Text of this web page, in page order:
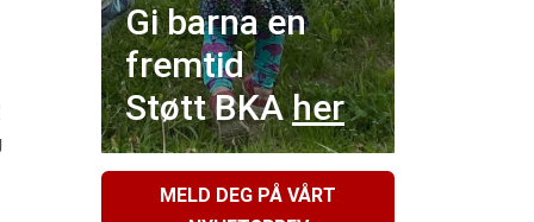
Gi barna en
fremtid
Støtt BKAher
MELD DEG PÅ VÅRT